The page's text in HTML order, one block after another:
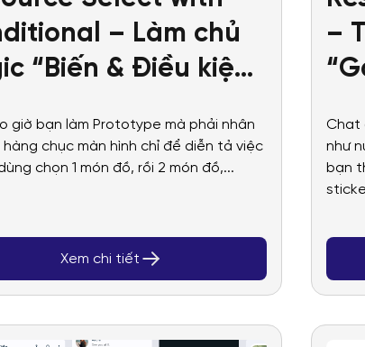
– Làm chủ
“Biến & Điều kiện”
giờ bạn làm Prototype mà phải nhân
hàng chục màn hình chỉ để diễn tả việc
chọn 1 món đồ, rồi 2 món đồ,...
Xem chi tiết
–
Chat
như
bạn